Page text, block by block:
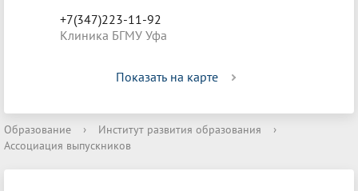
+7(347)223-11-92
Клиника БГМУ Уфа
Показать на карте
Образование › Институт развития образования
›
Ассоциация выпускников